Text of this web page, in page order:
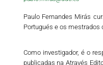
Paulo Fernandes Mirás
Portugués e os mestrados
Como investigador, é o
publicadas na Através